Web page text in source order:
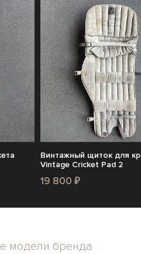
Винтажный щиток для
Vintage Cricket Pad 2
19 800 ₽
модели бренда